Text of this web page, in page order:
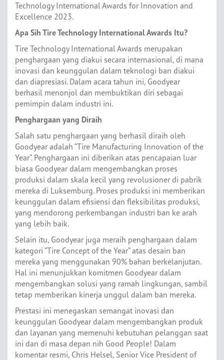
Technology International Awards for Innovation and
Excellence 2023.
Apa Sih Tire Technology International Awards Itu?
Tire Technology International Awards merupakan
penghargaan yang diakui secara internasional, di mana
inovasi dan keunggulan dalam teknologi ban diakui
dan diapresiasi. Dalam acara tahun ini, Goodyear
berhasil menonjol dan membuktikan diri sebagai
pemimpin dalam industri ini.
Penghargaan yang Diraih
Salah satu penghargaan yang berhasil diraih oleh
Goodyear adalah “Tire Manufacturing Innovation of the
Year”. Penghargaan ini diberikan atas pencapaian luar
biasa Goodyear dalam mengembangkan proses
produksi dalam skala kecil yang revolusioner di pabrik
mereka di Luksemburg. Proses produksi ini memberikan
keunggulan dalam efisiensi dan fleksibilitas produksi,
yang mendorong perkembangan industri ban ke arah
yang lebih baik.
Selain itu, Goodyear juga meraih penghargaan dalam
kategori “Tire Concept of the Year” atas desain ban
mereka yang menggunakan 90% bahan berkelanjutan.
Hal ini menunjukkan komitmen Goodyear dalam
mengembangkan solusi yang ramah lingkungan, sambil
tetap memberikan kinerja unggul dalam ban mereka.
Prestasi ini menegaskan semangat inovasi dan
keunggulan Goodyear dalam mengembangkan produk
dan layanan yang memenuhi kebutuhan pelanggan saat
ini dan di masa depan nih Good People! Dalam
komentar resmi, Chris Helsel, Senior Vice President of